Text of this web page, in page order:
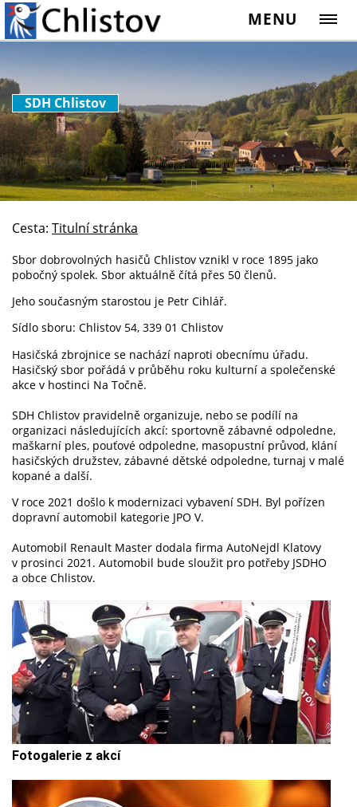
MENU
SDH Chlistov
Cesta: Titulní stránka
Sbor dobrovolných hasičů Chlistov vznikl v roce 1895 jako
pobočný spolek. Sbor aktuálně čítá přes 50 členů.
Jeho současným starostou je Petr Cihlář.
Sídlo sboru: Chlistov 54, 339 01 Chlistov
Hasičská zbrojnice se nachází naproti obecnímu úřadu.
Hasičský sbor pořádá v průběhu roku kulturní a společenské
akce v hostinci Na Točně.
SDH Chlistov pravidelně organizuje, nebo se podílí na
organizaci následujících akcí: sportovně zábavné odpoledne,
maškarní ples, pouťové odpoledne, masopustní průvod, klání
hasičských družstev, zábavné dětské odpoledne, turnaj v malé
kopané a další.
V roce 2021 došlo k modernizaci vybavení SDH. Byl pořízen
dopravní automobil kategorie JPO V.
Automobil Renault Master dodala firma AutoNejdl Klatovy
v prosinci 2021. Automobil bude sloužit pro potřeby JSDHO
a obce Chlistov.
Fotogalerie z akcí